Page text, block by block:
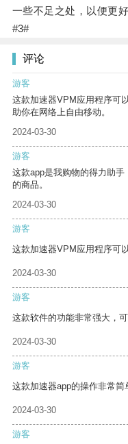
一些不足之处，以便更好
#3#
评论
游客
这款加速器VPM应用程序可
助你在网络上自由移动。
2024-03-30
游客
这款app是我购物的得力助
的商品。
2024-03-30
游客
这款加速器VPM应用程序可
2024-03-30
游客
这款软件的功能非常强大，
2024-03-30
游客
这款加速器app的操作非常简
2024-03-30
游客